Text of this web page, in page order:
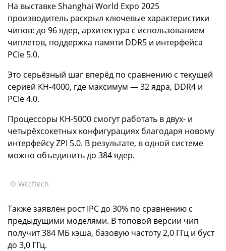
На выставке Shanghai World Expo 2025
производитель раскрыл ключевые характеристики
чипов: до 96 ядер, архитектура с использованием
чиплетов, поддержка памяти DDR5 и интерфейса
PCIe 5.0.
Это серьёзный шаг вперёд по сравнению с текущей
серией KH-4000, где максимум — 32 ядра, DDR4 и
PCIe 4.0.
Процессоры KH-5000 смогут работать в двух- и
четырёхсокетных конфигурациях благодаря новому
интерфейсу ZPI 5.0. В результате, в одной системе
можно объединить до 384 ядер.
© Wccftech
Также заявлен рост IPC до 30% по сравнению с
предыдущими моделями. В топовой версии чип
получит 384 МБ кэша, базовую частоту 2,0 ГГц и буст
до 3,0 ГГц.